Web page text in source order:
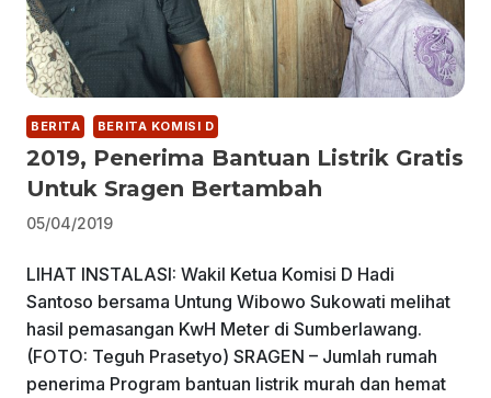
BERITA BERITA KOMISI D
2019, Penerima Bantuan Listrik Gratis
Untuk Sragen Bertambah
05/04/2019
LIHAT INSTALASI: Wakil Ketua Komisi D Hadi
Santoso bersama Untung Wibowo Sukowati melihat
hasil pemasangan KwH Meter di Sumberlawang.
(FOTO: Teguh Prasetyo) SRAGEN – Jumlah rumah
penerima Program bantuan listrik murah dan hemat